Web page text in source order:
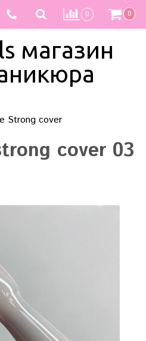
0 0
магазин
Strong cover
cover 03